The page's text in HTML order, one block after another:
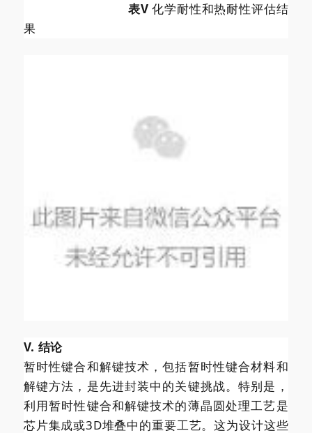
表V 化学耐性和热耐性评估结
果
V. 结论
暂时性键合和解键技术，包括暂时性键合材料和
解键方法，是先进封装中的关键挑战。特别是，
利用暂时性键合和解键技术的薄晶圆处理工艺是
芯片集成或3D堆叠中的重要工艺。这为设计这些